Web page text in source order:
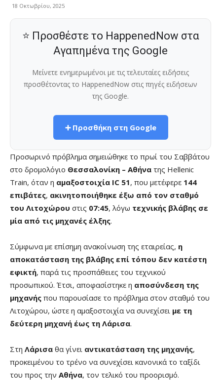
18 Οκτωβρίου, 2025
⭐ Προσθέστε το HappenedNow στα
Αγαπημένα της Google
Μείνετε ενημερωμένοι με τις τελευταίες ειδήσεις
προσθέτοντας το HappenedNow στις πηγές ειδήσεων
της Google.
➕ Προσθήκη στη Google
Προσωρινό πρόβλημα σημειώθηκε το πρωί του Σαββάτου
στο δρομολόγιο Θεσσαλονίκη – Αθήνα της Hellenic
Train, όταν η αμαξοστοιχία IC 51, που μετέφερε 144
επιβάτες, ακινητοποιήθηκε έξω από τον σταθμό
του Λιτοχώρου στις 07:45, λόγω τεχνικής βλάβης σε
μία από τις μηχανές έλξης.
Σύμφωνα με επίσημη ανακοίνωση της εταιρείας, η
αποκατάσταση της βλάβης επί τόπου δεν κατέστη
εφικτή, παρά τις προσπάθειες του τεχνικού
προσωπικού. Έτσι, αποφασίστηκε η αποσύνδεση της
μηχανής που παρουσίασε το πρόβλημα στον σταθμό του
Λιτοχώρου, ώστε η αμαξοστοιχία να συνεχίσει με τη
δεύτερη μηχανή έως τη Λάρισα.
Στη Λάρισα θα γίνει αντικατάσταση της μηχανής,
προκειμένου το τρένο να συνεχίσει κανονικά το ταξίδι
του προς την Αθήνα, τον τελικό του προορισμό.